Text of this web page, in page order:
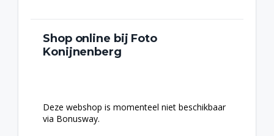
Shop online bij Foto
Konijnenberg
Deze webshop is momenteel niet beschikbaar
via Bonusway.